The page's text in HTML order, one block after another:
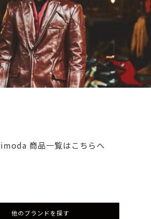
商品一覧はこちらへ
他のブランドを探す